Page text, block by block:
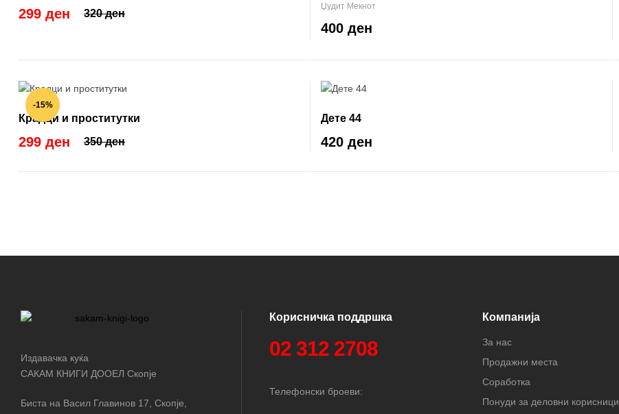
320 ден
299 ден
Џудит Мекнот
400 ден
-15%
Крадци и проститутки
350 ден
299 ден
Дете 44
420 ден
Издавачка куќа
САКАМ КНИГИ ДООЕЛ Скопје
Биста на Васил Главинов 17, Скопје,
Корисничка поддршка
02 312 2708
Телефонски броеви:
Компанија
За нас
Продажни места
Соработка
Понуди за деловни корисници